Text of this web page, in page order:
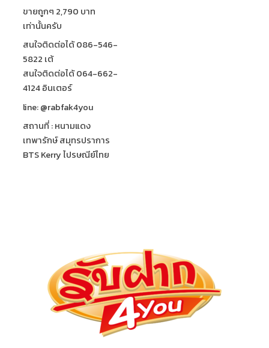
ขายถูกๆ 2,790 บาท
เท่านั้นครับ
สนใจติดต่อได้ 086-546-
5822 เต้
สนใจติดต่อได้ 064-662-
4124 อินเตอร์
line: @rabfak4you
สถานที่ : หนามแดง
เทพารักษ์ สมุทรปราการ
BTS Kerry ไปรษณีย์ไทย